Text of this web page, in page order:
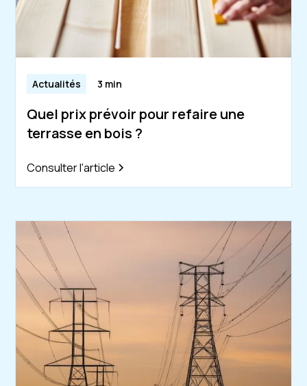
Actualités 3 min
Quel prix prévoir pour refaire une
terrasse en bois ?
Consulter l'article